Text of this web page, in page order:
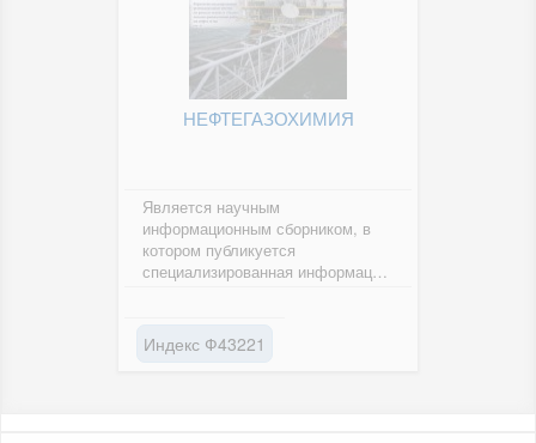
НЕФТЕГАЗОХИМИЯ
Является научным
информационным сборником, в
котором публикуется
специализированная информация
Индекс Ф43221